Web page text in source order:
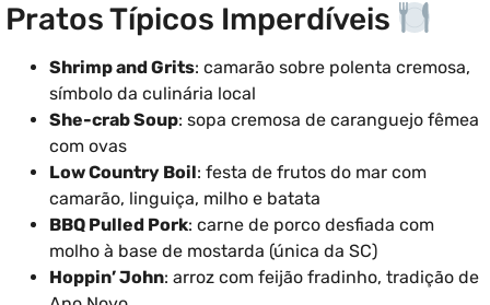
Pratos Típicos Imperdíveis
Shrimp and Grits: camarão sobre polenta cremosa,
símbolo da culinária local
She-crab Soup: sopa cremosa de caranguejo fêmea
com ovas
Low Country Boil: festa de frutos do mar com
camarão, linguiça, milho e batata
BBQ Pulled Pork: carne de porco desfiada com
molho à base de mostarda (única da SC)
Hoppin’ John: arroz com feijão fradinho, tradição de